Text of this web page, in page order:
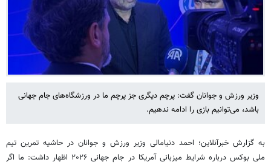
وزیر ورزش و جوانان گفت: پرچم دیگری جز پرچم ما در ورزشگاه‌های جام جهانی
باشد، می‌توانیم بازی را ادامه ندهیم.
به گزارش خبرآنلاین؛ احمد دنیامالی وزیر ورزش و جوانان در حاشیه تمرین تیم
ملی بوکس درباره شرایط میزبانی آمریکا در جام جهانی ۲۰۲۶ اظهار داشت: ما اگر